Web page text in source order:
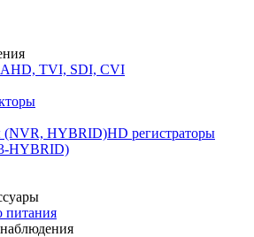
TVI, SDI, CVI
(NVR, HYBRID)HD регистраторы
HYBRID)
питания